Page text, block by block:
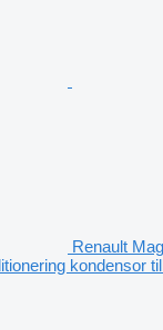
Renault
kondensor